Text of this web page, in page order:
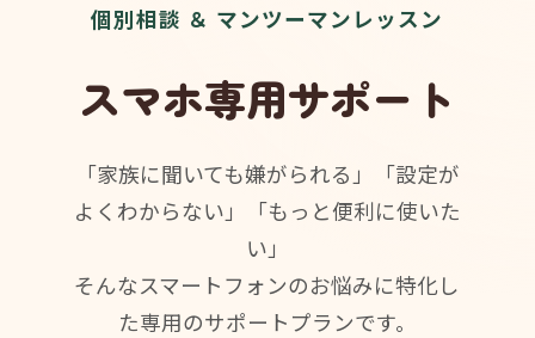
個別相談 ＆ マンツーマンレッスン
スマホ専用サポート
「家族に聞いても嫌がられる」「設定が
よくわからない」「もっと便利に使いた
い」
そんなスマートフォンのお悩みに特化し
た専用のサポートプランです。